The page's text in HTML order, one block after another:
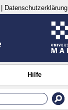
Datenschutzerklärung
Hilfe